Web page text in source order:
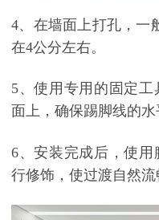
4、 在墙面上打孔，一
在4公分左右。
5、使用专用的固定
面上，确保踢脚线的水
6、安装完成后，使
行修饰，使过渡自然流